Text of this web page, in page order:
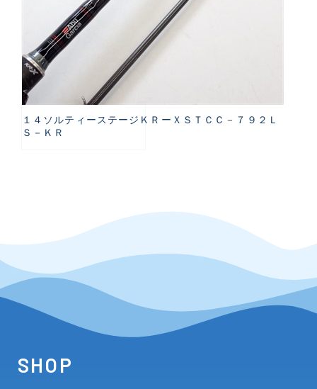
１４ソルティーステージＫＲーＸＳＴＣＣ－７９２Ｌ
Ｓ－ＫＲ
SHOP